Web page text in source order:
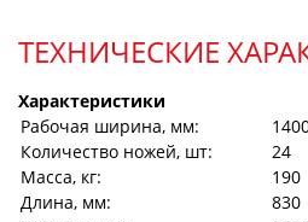
ТЕХНИЧЕСКИЕ
Характеристики
Рабочая ширина, мм:
Количество ножей, шт:
24
Масса, кг:
190
Длина, мм:
830